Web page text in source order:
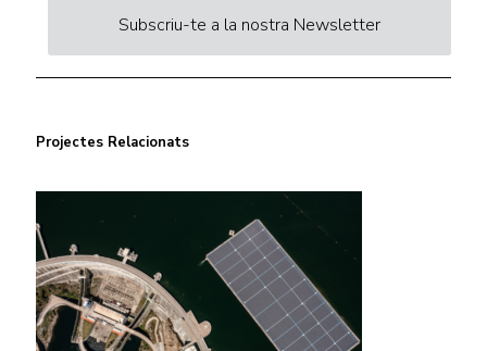
Subscriu-te a la nostra Newsletter
Projectes Relacionats